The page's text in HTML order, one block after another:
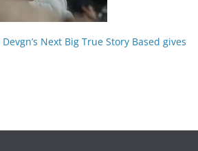
Next Big True Story Based gives